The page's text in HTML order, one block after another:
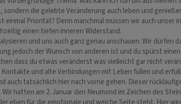
die gelebte Veränderung auch leben und
Priorität? Denn manchmal müssen wir auch
einen tiefen inneren Widerstand.
und uns auch ganz genau anschauen. Wir
jedoch der Wunsch von anderen ist und du spürst
dass du etwas veränderst was vielleicht gar nicht
und alte Verbindungen mit Leben füllen und
auch tatsächlich hier nach vorne gehen. Dieser
hatten am 2. Januar den Neumond im Zeichen des